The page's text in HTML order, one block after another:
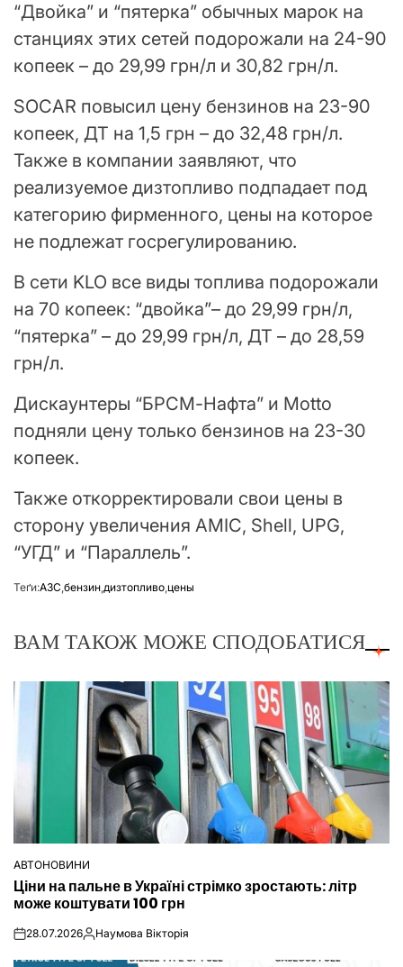
“Двойка” и “пятерка” обычных марок на
станциях этих сетей подорожали на 24-90
копеек – до 29,99 грн/л и 30,82 грн/л.
SOCAR повысил цену бензинов на 23-90
копеек, ДТ на 1,5 грн – до 32,48 грн/л.
Также в компании заявляют, что
реализуемое дизтопливо подпадает под
категорию фирменного, цены на которое
не подлежат госрегулированию.
В сети KLO все виды топлива подорожали
на 70 копеек: “двойка”– до 29,99 грн/л,
“пятерка” – до 29,99 грн/л, ДТ – до 28,59
грн/л.
Дискаунтеры “БРСМ-Нафта” и Motto
подняли цену только бензинов на 23-30
копеек.
Также откорректировали свои цены в
сторону увеличения AMIC, Shell, UPG,
“УГД” и “Параллель”.
Теґи:АЗС,бензин,дизтопливо,цены
ВАМ ТАКОЖ МОЖЕ СПОДОБАТИСЯ
ОПУБЛІКУВАТИ
У
АВТОНОВИНИ
Ціни на пальне в Україні стрімко зростають: літр
може коштувати 100 грн
on28.07.2026Опубліковано
Наумова Вікторія